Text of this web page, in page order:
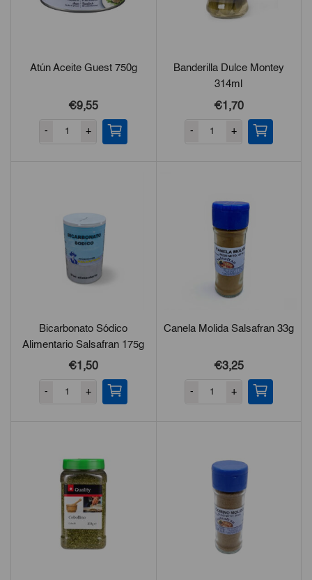
Atún Aceite Guest 750g
€9,55
- +
Banderilla Dulce Montey
314ml
€1,70
- +
Bicarbonato Sódico
Alimentario Salsafran 175g
€1,50
- +
Canela Molida Salsafran 33g
€3,25
- +